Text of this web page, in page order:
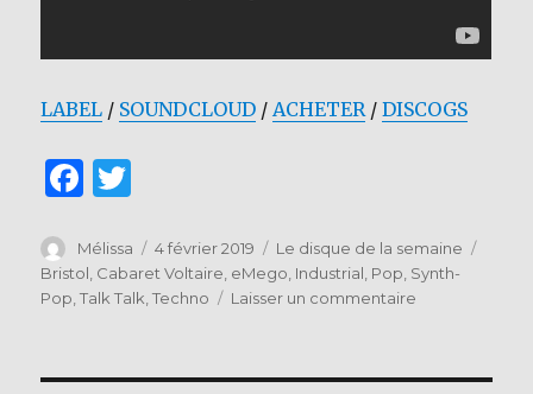
LABEL / SOUNDCLOUD /ACHETER/DISCOGS
F
c
e
o
it
te
Auteur
Mélissa
Publié
le
4 février 2019 Catégories
Le disque de la semaine
Bristol, Cabaret Voltaire, eMego, Industrial, Pop, Synth-
Pop,Talk Talk,Techno Laisser un commentaire